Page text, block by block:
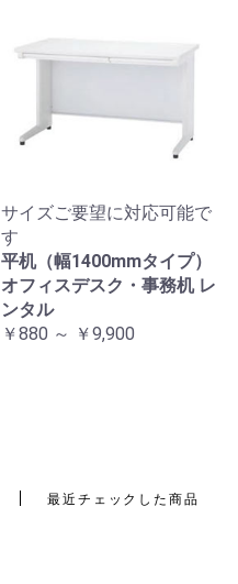
サイズご要望に対応可能で
す
平机（幅1400mmタイプ）
オフィスデスク・事務机 レ
ンタル
￥880 ～ ￥9,900
最近チェックした商品